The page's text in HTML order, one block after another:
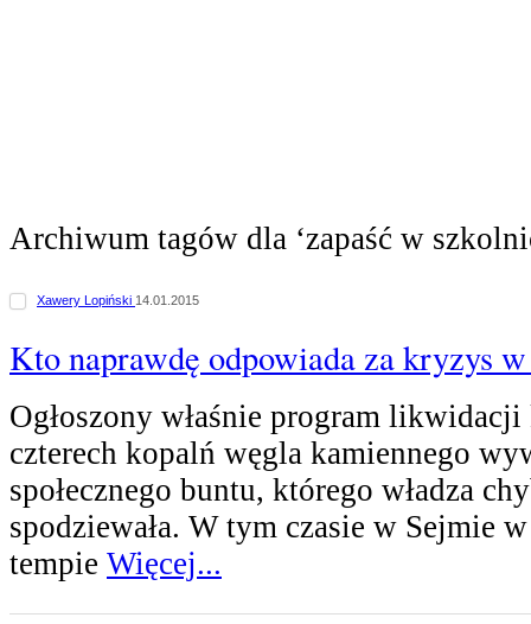
Archiwum tagów dla ‘zapaść w
Xawery Lopiński 14.01.2015
Kto naprawdę odpowiada za kryzys
Ogłoszony właśnie program
czterech kopalń węgla kamiennego
społecznego buntu, którego władza
spodziewała. W tym czasie w Sejmie
tempie Więcej...